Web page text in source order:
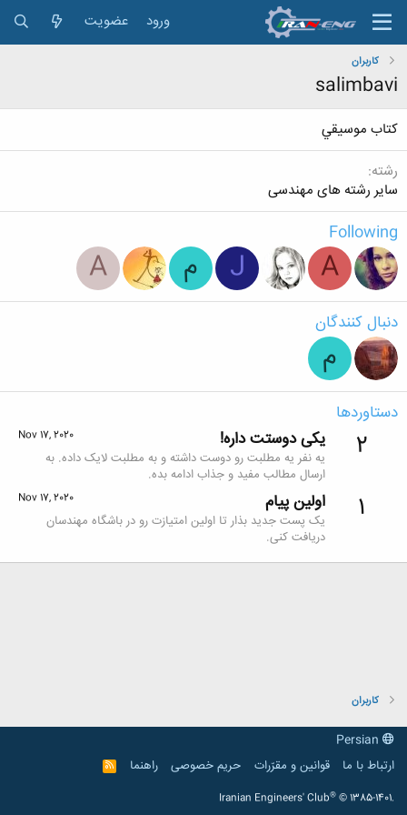
ورود عضویت
کاربران
salimbavi
كتاب موسيقي
رشته
سایر رشته های مهندسی
Following
A
J م A
دنبال کنندگان
م
دستاوردها
2
Nov 17, 2020 یکی دوستت داره!
یه نفر یه مطلبت رو دوست داشته و به مطلبت لایک داده. به
ارسال مطالب مفید و جذاب ادامه بده.
1
Nov 17, 2020 اولین پیام
یک پست جدید بذار تا اولین امتیازت رو در باشگاه مهندسان
دریافت کنی.
کاربران
ارتباط با ما
قوانین و مقرّرات حریم خصوصی راهنما
R
S
Iranian Engineers' Club® © 1385-1401.